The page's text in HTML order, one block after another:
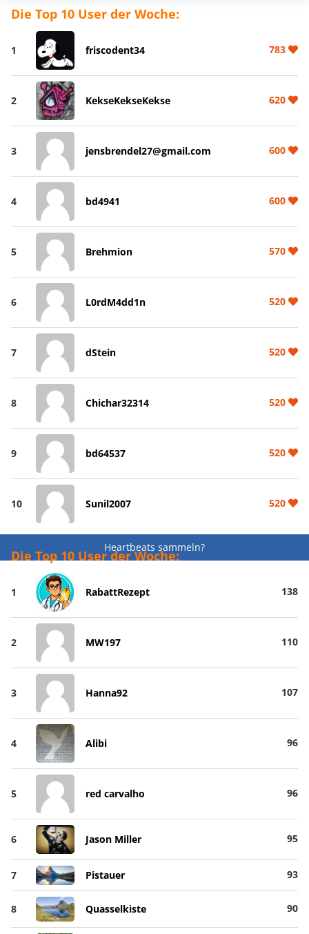
Die Top 10 User der Woche:
1 friscodent34 783
2 KekseKekseKekse 620
3 jensbrendel27@gmail.com 600
4 bd4941 600
5 Brehmion 570
6 L0rdM4dd1n 520
7 dStein 520
8 Chichar32314 520
9 bd64537 520
10 Sunil2007 520
Heartbeats sammeln?
Die Top 10 User der Woche:
1 RabattRezept 138
2 MW197 110
3 Hanna92 107
4 Alibi 96
5 red carvalho 96
6 Jason Miller 95
7 Pistauer 93
8 Quasselkiste 90